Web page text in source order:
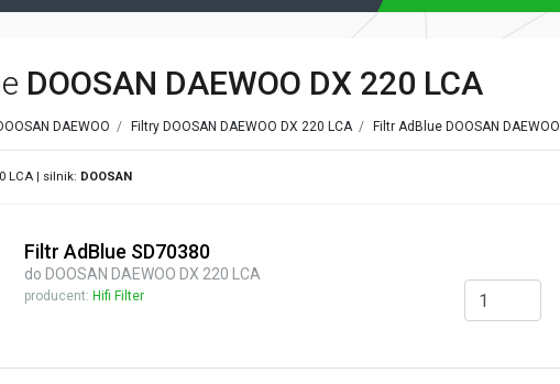
DOOSAN DAEWOO DX 220 LCA
DAEWOO / Filtry DOOSAN DAEWOO DX 220 LCA/ Filtr AdBlue DOOSAN DAEWOO
LCA | silnik: DOOSAN
Filtr AdBlue SD70380
do DOOSAN DAEWOO DX 220 LCA
producent: Hifi Filter